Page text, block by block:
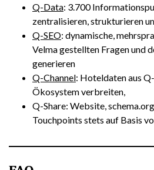
Q-Data: 3.700
zentralisieren, strukturieren
Q-SEO: dynamische,
Velma gestellten Fragen und
generieren
Q-Channel: Hoteldaten aus
Ökosystem verbreiten,
Q-Share: Website,
Touchpoints stets auf Basis